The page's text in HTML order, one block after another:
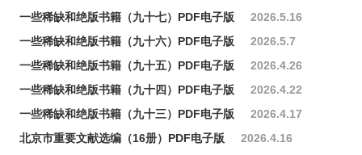
一些稀缺和绝版书籍（九十七）PDF电子版
2026.5.16
一些稀缺和绝版书籍（九十六）PDF电子版
2026.5.7
一些稀缺和绝版书籍（九十五）PDF电子版
2026.4.26
一些稀缺和绝版书籍（九十四）PDF电子版
2026.4.22
一些稀缺和绝版书籍（九十三）PDF电子版
2026.4.17
北京市重要文献选编（16册）PDF电子版
2026.4.16